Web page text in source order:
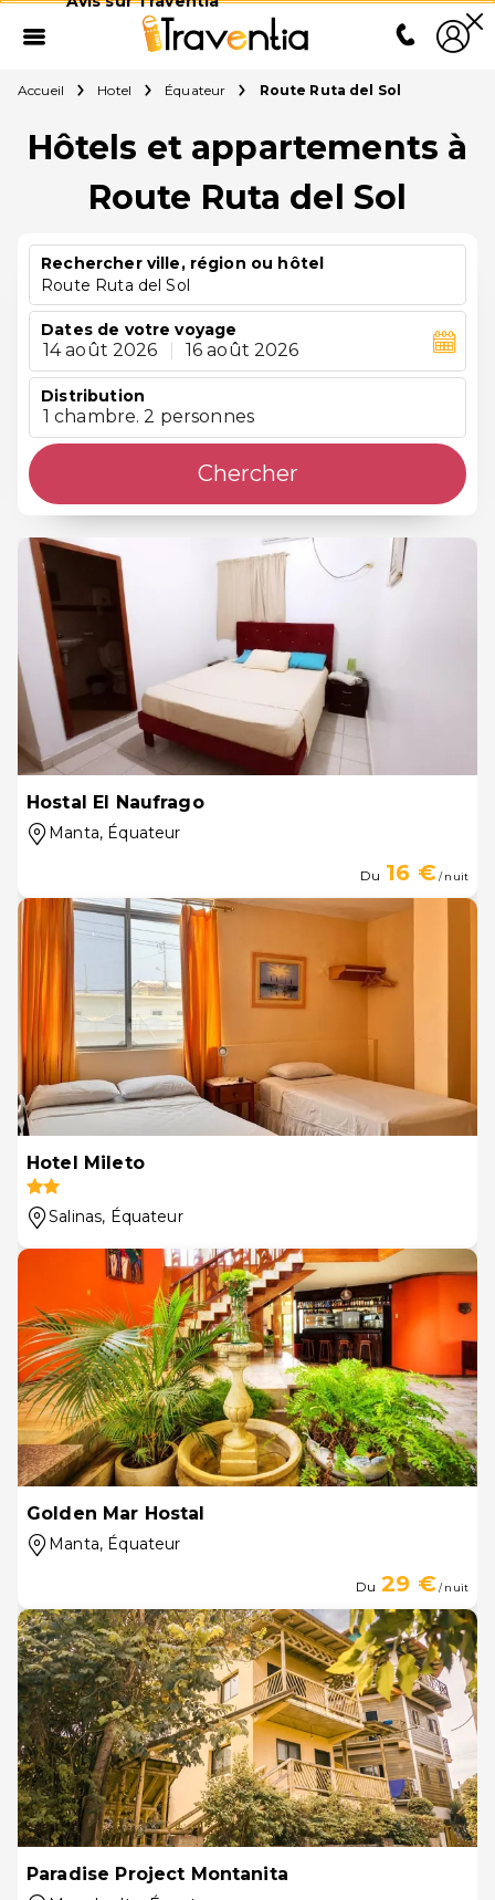
Accueil Hotel Équateur Route Ruta del Sol
Hôtels et appartements à
Route Ruta del Sol
Rechercher ville, région ou hôtel
Route Ruta del Sol
Dates de votre voyage
14 août 2026 16 août 2026
Distribution
1 chambre. 2 personnes
Chercher
Hostal El Naufrago
Manta, Équateur
Du 16 €/ nuit
Hotel Mileto
Salinas, Équateur
Golden Mar Hostal
Manta, Équateur
Du 29 €/ nuit
Paradise Project Montanita